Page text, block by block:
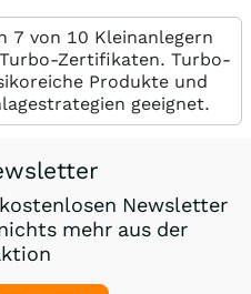
7 von 10 Kleinanlegern
Zertifikaten. Turbo-
Produkte und
geeignet.
Newsletter
mehr aus der